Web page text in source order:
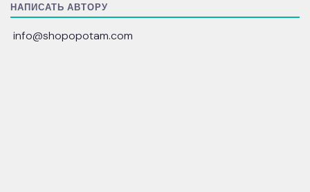
НАПИСАТЬ АВТОРУ
info@shopopotam.com